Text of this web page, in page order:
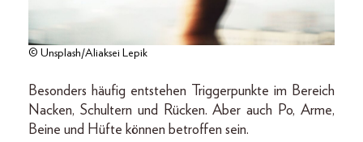
© Unsplash/Aliaksei Lepik
Besonders häufig entstehen Triggerpunkte im Bereich
Nacken, Schultern und Rücken. Aber auch Po, Arme,
Beine und Hüfte können betroffen sein.